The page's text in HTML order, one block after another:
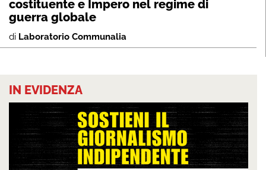
costituente e Impero nel regime di
guerra globale
di Laboratorio Communalia
IN EVIDENZA